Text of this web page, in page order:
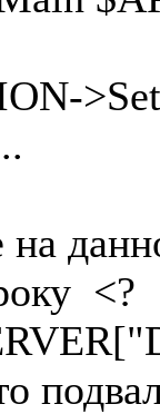
на
<?